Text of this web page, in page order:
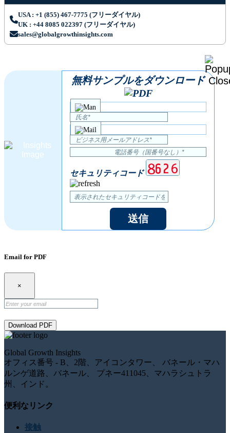
USA : +1 (855) 467-7775 (フリーダイヤル)
UK : +44 8085 022397 (フリーダイヤル)
sales@globalgrowthinsights.com
無料サンプルをダウンロード
セキュリティコード
送信
Email for PDF
×
Download PDF
Global Growth Insights
オフィス番号 - B、2階、アイコンタワー、 バネール・マハ
ルンゲ道路、バネール、 プネー411045、マハラシュトラ
州、インド。
便利なリンク
接触